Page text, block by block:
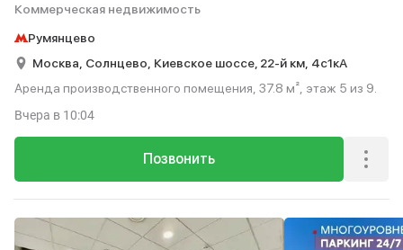
Коммерческая недвижимость
Румянцево
Москва, Солнцево, Киевское шоссе, 22-й км, 4с1кА
Аренда производственного помещения, 37.8 м², этаж 5 из 9.
Позвонить
Вчера в 10:04